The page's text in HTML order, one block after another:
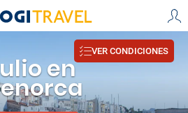
en
VER CONDICIONES